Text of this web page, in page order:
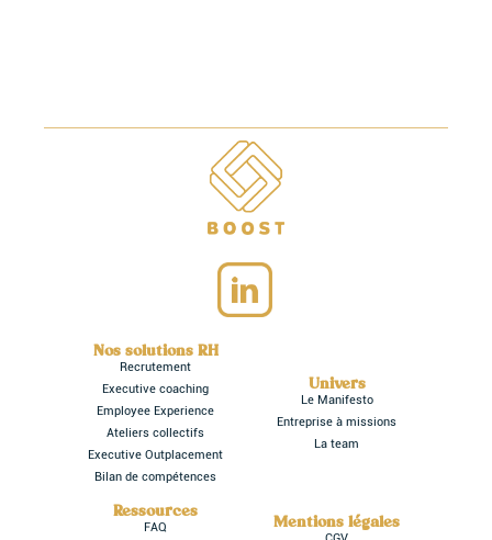
Nos solutions RH
Recrutement
Executive coaching
Employee Experience
Ateliers collectifs
Executive Outplacement
Bilan de compétences
Univers
Le Manifesto
Entreprise à missions
La team
Ressources
FAQ Mentions légales